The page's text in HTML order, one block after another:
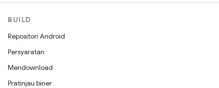
BUILD
Repositori Android
Persyaratan
Mendownload
Pratinjau biner